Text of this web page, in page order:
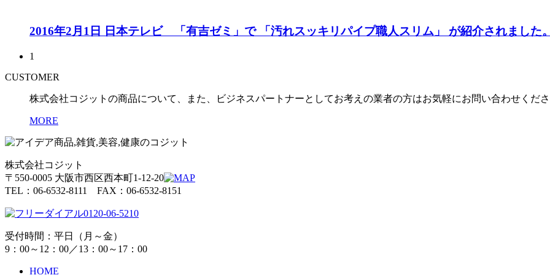
2016年2月1日 日本テレビ 「有吉ゼミ」で 「汚れスッキリパイプ職人スリム」 が紹介されました
1
CUSTOMER
株式会社コジットの商品について、また、ビジネスパートナーとしてお考えの業者の方はお気軽にお問い合わせくだ
MORE
株式会社コジット
〒550-0005 大阪市西区西本町1-12-20
TEL：06-6532-8111 FAX：06-6532-8151
0120-06-5210
受付時間：平日（月～金）
9：00～12：00／13：00～17：00
HOME